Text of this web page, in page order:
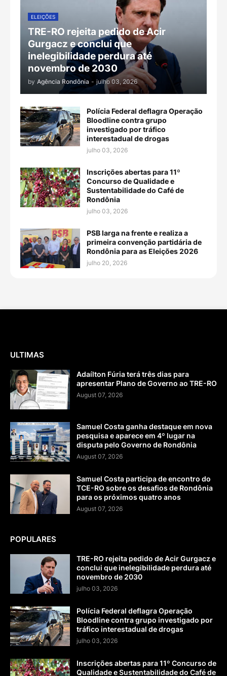
ELEIÇÕES
TRE-RO rejeita pedido de Acir
Gurgacz e conclui que
inelegibilidade perdura até
novembro de 2030
by Agência Rondônia - julho 03, 2026
Polícia Federal deflagra Operação
Bloodline contra grupo
investigado por tráfico
interestadual de drogas
julho 03, 2026
Inscrições abertas para 11º
Concurso de Qualidade e
Sustentabilidade do Café de
Rondônia
julho 03, 2026
PSB larga na frente e realiza a
primeira convenção partidária de
Rondônia para as Eleições 2026
julho 20, 2026
ULTIMAS
Adaílton Fúria terá três dias para
apresentar Plano de Governo ao TRE-RO
August 07, 2026
Samuel Costa ganha destaque em nova
pesquisa e aparece em 4º lugar na
disputa pelo Governo de Rondônia
August 07, 2026
Samuel Costa participa de encontro do
TCE-RO sobre os desafios de Rondônia
para os próximos quatro anos
August 07, 2026
POPULARES
TRE-RO rejeita pedido de Acir Gurgacz e
conclui que inelegibilidade perdura até
novembro de 2030
julho 03, 2026
Polícia Federal deflagra Operação
Bloodline contra grupo investigado por
tráfico interestadual de drogas
julho 03, 2026
Inscrições abertas para 11º Concurso de
Qualidade e Sustentabilidade do Café de